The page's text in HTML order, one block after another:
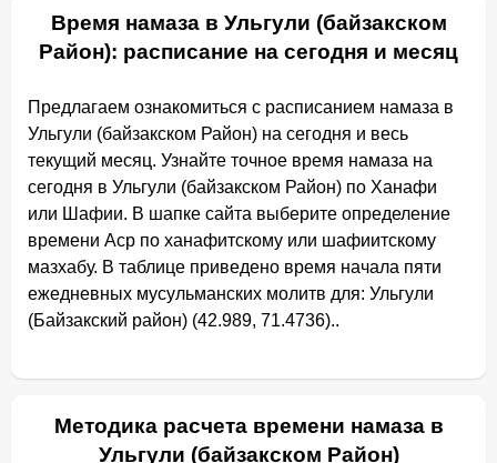
Время намаза в Ульгули (байзакском
Район): расписание на сегодня и месяц
Предлагаем ознакомиться с расписанием намаза в
Ульгули (байзакском Район) на сегодня и весь
текущий месяц. Узнайте точное время намаза на
сегодня в Ульгули (байзакском Район) по Ханафи
или Шафии. В шапке сайта выберите определение
времени Аср по ханафитскому или шафиитскому
мазхабу. В таблице приведено время начала пяти
ежедневных мусульманских молитв для: Ульгули
(Байзакский район) (42.989, 71.4736)..
Методика расчета времени намаза в
Ульгули (байзакском Район)